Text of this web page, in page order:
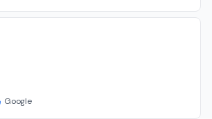
Google